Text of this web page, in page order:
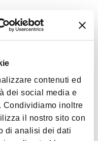
contenuti ed
dei social media e
Condividiamo inoltre
il nostro sito con
di analisi dei dati